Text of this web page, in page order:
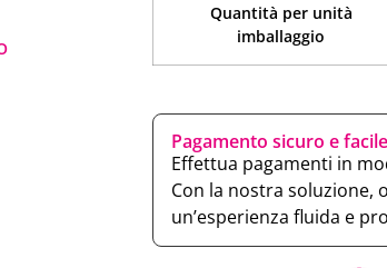
Quantità per unità
imballaggio
Pagamento sicuro e facile
Effettua pagamenti in
Con la nostra soluzione,
un’esperienza fluida e